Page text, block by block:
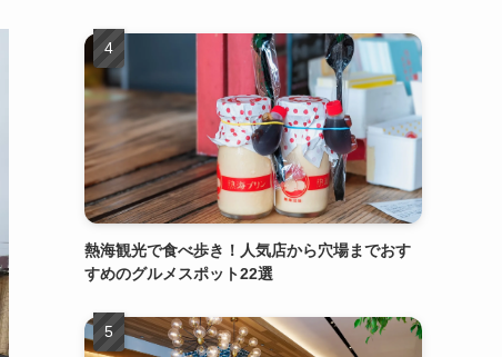
熱海観光で食べ歩き！人気店から穴場までおす
すめのグルメスポット22選